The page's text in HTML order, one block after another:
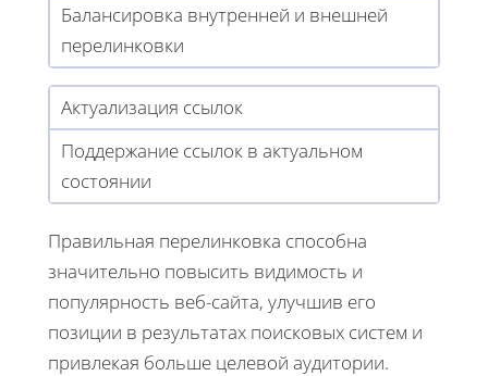
Балансировка внутренней и внешней
перелинковки
Актуализация ссылок
Поддержание ссылок в актуальном
состоянии
Правильная перелинковка способна
значительно повысить видимость и
популярность веб-сайта, улучшив его
позиции в результатах поисковых систем и
привлекая больше целевой аудитории.